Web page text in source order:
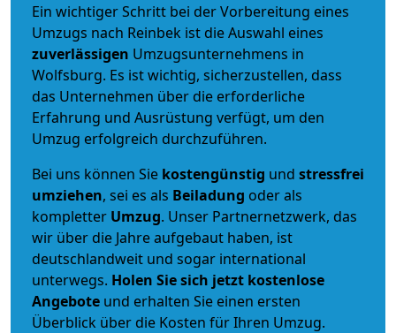
Ein wichtiger Schritt bei der Vorbereitung eines
Umzugs nach Reinbek ist die Auswahl eines
zuverlässigen Umzugsunternehmens in
Wolfsburg. Es ist wichtig, sicherzustellen, dass
das Unternehmen über die erforderliche
Erfahrung und Ausrüstung verfügt, um den
Umzug erfolgreich durchzuführen.
Bei uns können Sie kostengünstig und stressfrei
umziehen, sei es als Beiladung oder als
kompletter Umzug. Unser Partnernetzwerk, das
wir über die Jahre aufgebaut haben, ist
deutschlandweit und sogar international
unterwegs. Holen Sie sich jetzt kostenlose
Angebote und erhalten Sie einen ersten
Überblick über die Kosten für Ihren Umzug.